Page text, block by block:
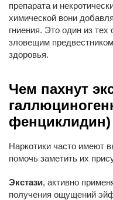
препарата и
химической вони
гниения. Это один из тех
зловещим
здоровья.
Чем пахнут
фенциклидин)
Наркотики часто имеют
помочь заметить их
Экстази, активно
получения ощущений